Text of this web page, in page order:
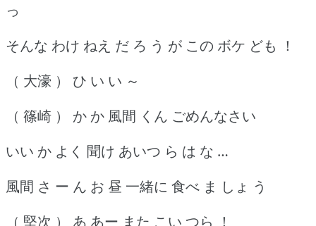
っ
そんな わけ ねえ だ ろ う が この ボケ ども ！
（ 大濠 ） ひ い い ～
（ 篠崎 ） か か 風間 くん ごめんなさい
いい か よく 聞け あいつ ら は な …
風間 さ ー ん お 昼 一緒に 食べ ま しょ う
（ 堅次 ） あ あー また こい つら ！